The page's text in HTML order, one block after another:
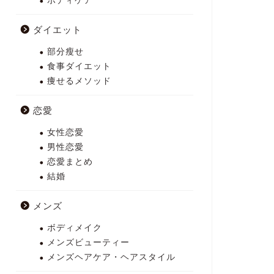
ダイエット
部分瘦せ
食事ダイエット
痩せるメソッド
恋愛
女性恋愛
男性恋愛
恋愛まとめ
結婚
メンズ
ボディメイク
メンズビューティー
メンズヘアケア・ヘアスタイル